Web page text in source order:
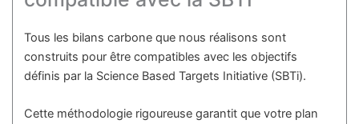
Tous les bilans carbone que nous réalisons sont
construits pour être compatibles avec les objectifs
définis par la Science Based Targets Initiative (SBTi).
Cette méthodologie rigoureuse garantit que votre plan